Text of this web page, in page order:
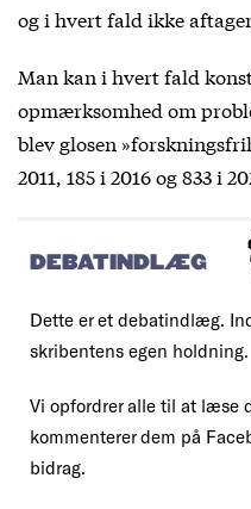
og i hvert fald ikke
Man kan i hvert fald
opmærksomhed om
blev glosen
2011, 185 i 2016 og 833 i
DEBATINDLÆG
Dette er et debatindlæg.
skribentens egen holdning.
Vi opfordrer alle til at læse
kommenterer dem på
bidrag.